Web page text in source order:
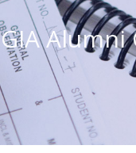
GIA Alumni